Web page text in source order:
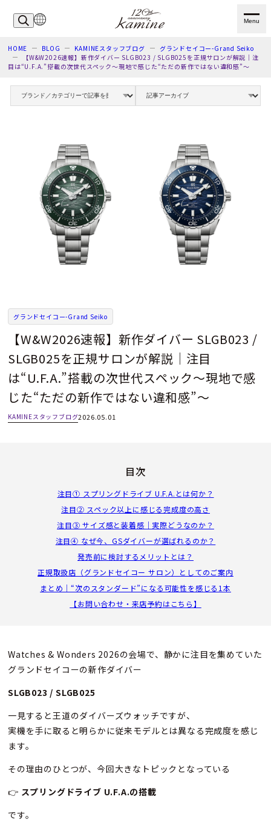
Menu
HOME BLOG KAMINEスタッフブログ
グランドセイコー-Grand Seiko
【W&W2026速報】新作ダイバー SLGB023 / SLGB025を正規サロンが解説｜注
目は“U.F.A.”搭載の次世代スペック～現地で感じた“ただの新作ではない違和感”～
グランドセイコー-Grand Seiko
【W&W2026速報】新作ダイバー SLGB023 /
SLGB025を正規サロンが解説｜注目
は“U.F.A.”搭載の次世代スペック～現地で感
じた“ただの新作ではない違和感”～
KAMINEスタッフブログ2026.05.01
目次
注目① スプリングドライブ U.F.A.とは何か？
注目② スペック以上に感じる完成度の高さ
注目③ サイズ感と装着感｜実際どうなのか？
注目④ なぜ今、GSダイバーが選ばれるのか？
発売前に検討するメリットとは？
正規取扱店（グランドセイコー サロン）としてのご案内
まとめ｜“次のスタンダード”になる可能性を感じる1本
【お問い合わせ・来店予約はこちら】
Watches & Wonders 2026の会場で、静かに注目を集めていた
グランドセイコーの新作ダイバー
SLGB023 / SLGB025
一見すると王道のダイバーズウォッチですが、
実機を手に取ると明らかに従来モデルとは異なる完成度を感じ
ます。
その理由のひとつが、今回大きなトピックとなっている
👉 スプリングドライブ U.F.A.の搭載
です。